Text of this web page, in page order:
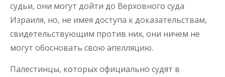
судьи, они могут дойти до Верховного суда
Израиля, но, не имея доступа к доказательствам,
свидетельствующим против них, они ничем не
могут обосновать свою апелляцию.
Палестинцы, которых официально судят в